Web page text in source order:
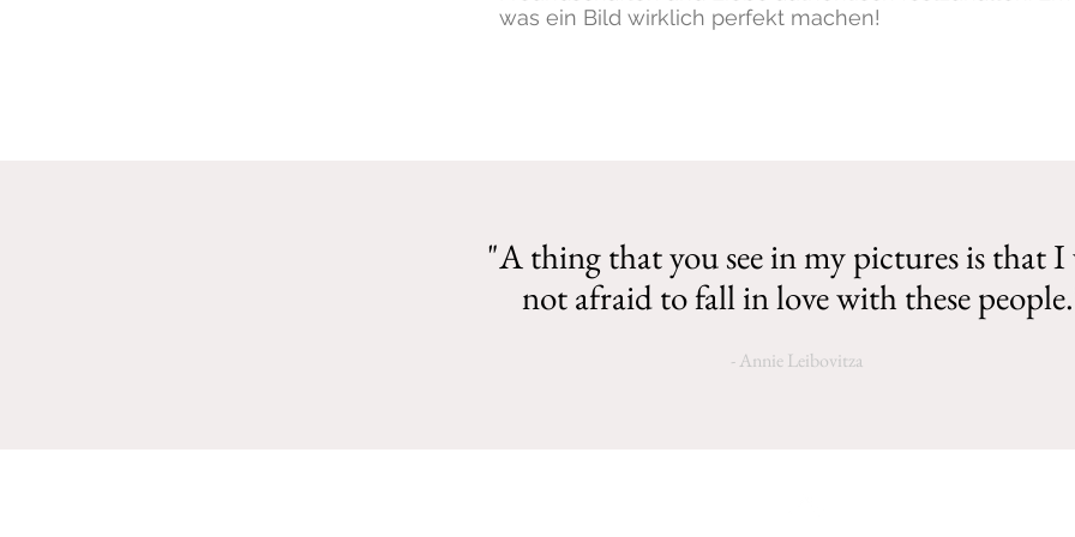
was ein Bild wirklich perfekt machen!
"A thing that you see in my pictures is that I
not afraid to fall in love with these
- Annie Leibovitza